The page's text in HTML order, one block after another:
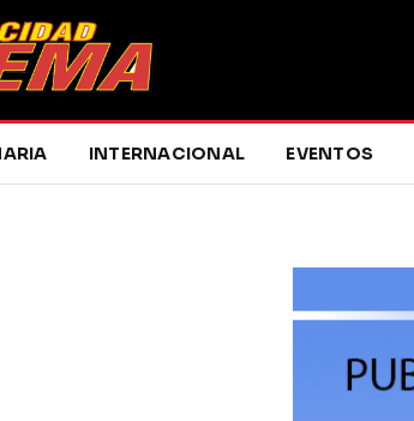
INTERNACIONAL EVENTOS